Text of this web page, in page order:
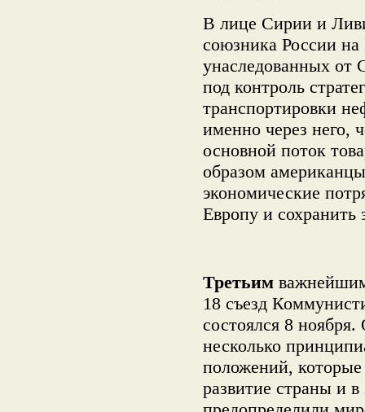
В лице Сирии и
союзника России
унаследованных
под контроль
транспортировки
именно через него,
основной поток
образом
экономические
Европу и сохранить
Третьим
18 съезд
состоялся 8
несколько
положений,
развитие страны и